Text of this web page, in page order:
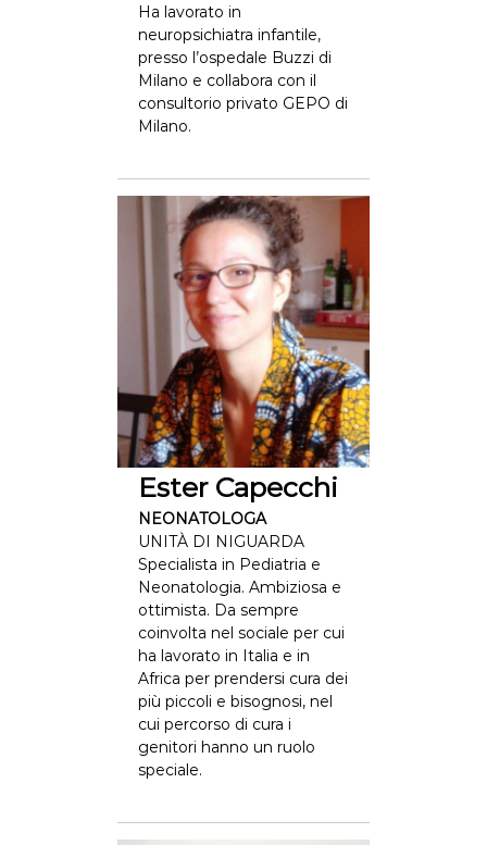
Ha lavorato in
neuropsichiatra infantile,
presso l’ospedale Buzzi di
Milano e collabora con il
consultorio privato GEPO di
Milano.
Ester Capecchi
NEONATOLOGA
UNITÀ DI NIGUARDA
Specialista in Pediatria e
Neonatologia. Ambiziosa e
ottimista. Da sempre
coinvolta nel sociale per cui
ha lavorato in Italia e in
Africa per prendersi cura dei
più piccoli e bisognosi, nel
cui percorso di cura i
genitori hanno un ruolo
speciale.